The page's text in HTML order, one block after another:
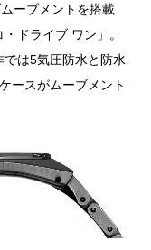
ーブメントを搭載
ドライブ ワン」。
は5気圧防水と防水
ースがムーブメント